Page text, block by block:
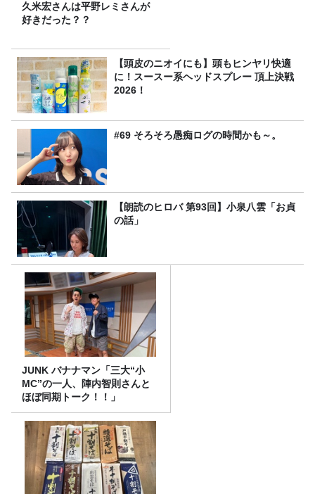
久米宏さんは平野レミさんが
好きだった？？
【頭皮のニオイにも】頭もヒンヤリ快適
に！スースー系ヘッドスプレー 頂上決戦
2026！
#69 そろそろ愚痴ログの時間かも～。
【朗読のヒロバ 第93回】小泉八雲「お貞
の話」
JUNK バナナマン「三大“小
MC”の一人、陣内智則さんと
ほぼ同期トーク！！」